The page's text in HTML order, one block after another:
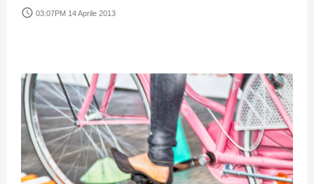
access_time 03:07PM 14 Aprile 2013